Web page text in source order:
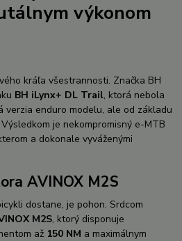
výkonom
kráľa všestrannosti. Značka BH
BH iLynx+ DL Trail, ktorá nebola
verzia enduro modelu, ale od základu
je nekompromisný e-MTB
a dokonale vyváženými
AVINOX M2S
dostane, je pohon. Srdcom
M2S, ktorý disponuje
až 150 NM a maximálnym